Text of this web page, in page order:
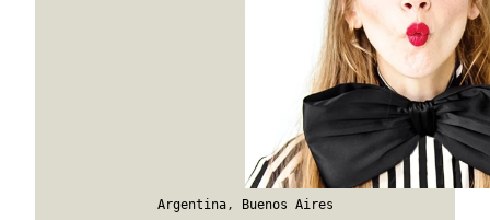
Argentina, Buenos Aires